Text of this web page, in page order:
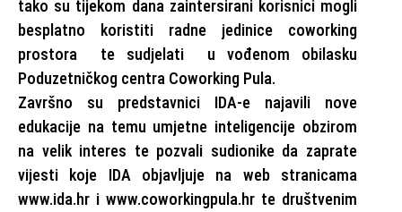
tako su tijekom dana zaintersirani korisnici mogli
besplatno koristiti radne jedinice coworking
prostora te sudjelati u vođenom obilasku
Poduzetničkog centra Coworking Pula.
Završno su predstavnici IDA-e najavili nove
edukacije na temu umjetne inteligencije obzirom
na velik interes te pozvali sudionike da zaprate
vijesti koje IDA objavljuje na web stranicama
www.ida.hr i www.coworkingpula.hr te društvenim